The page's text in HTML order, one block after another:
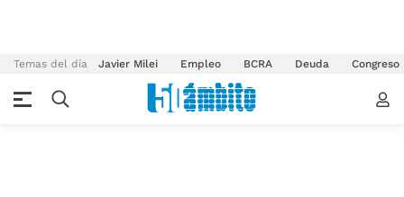
Temas del día Javier Milei Empleo BCRA Deuda Congreso